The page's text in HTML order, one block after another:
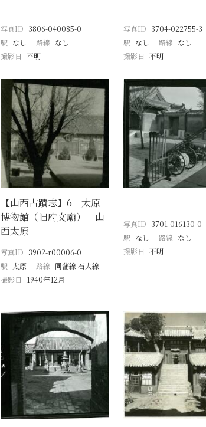
−
写真ID 3806-040085-0
駅 なし 路線 なし
撮影日 不明
−
写真ID 3704-022755-3
駅 なし 路線 なし
撮影日 不明
【山西古蹟志】6 太原
博物館（旧府文廟） 山
西太原
写真ID 3902-r00006-0
駅 太原 路線 同蒲線 石太線
撮影日
1940年12月
−
写真ID 3701-016130-0
駅 なし 路線 なし
撮影日 不明